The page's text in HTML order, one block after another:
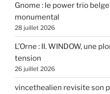
Gnome : le power trio
monumental
28 juillet 2026
L’Orne : II. WINDOW, une
tension
26 juillet 2026
vincethealien revisite son